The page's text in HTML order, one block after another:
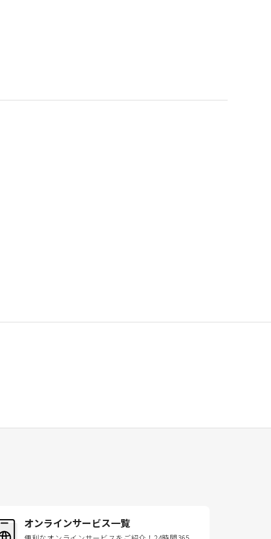
オンラインサービス一覧